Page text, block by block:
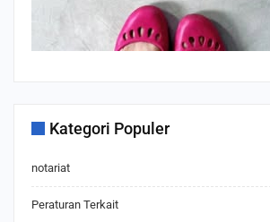
Kategori Populer
notariat
Peraturan Terkait